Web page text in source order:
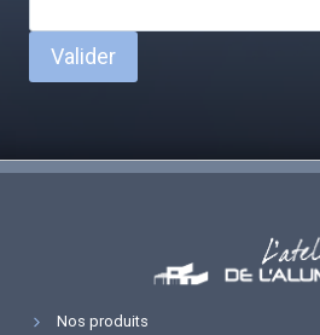
Valider
Nos produits